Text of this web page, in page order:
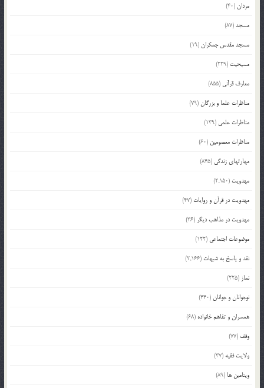
مردان(40)
مسجد(87)
مسجد مقدس جمکران(19)
مسیحیت (229)
معارف قرآنی (855)
مناظرات علما و بزرگان(79)
مناظرات علمی (139)
مناظرات معصومین (60)
مهارتهای زندگی (845)
مهدویت (2,150)
مهدویت در قرآن و روایات (47)
مهدویت در مذاهب دیگر (36)
موضوعات اجتماعی (122)
نقد و پاسخ به شبهات (2,166)
نماز (225)
نوجوانان و جوانان(440)
همسران و تفاهم خانواده (68)
وقف (77)
ولایت فقیه (37)
ویتامین ها (89)